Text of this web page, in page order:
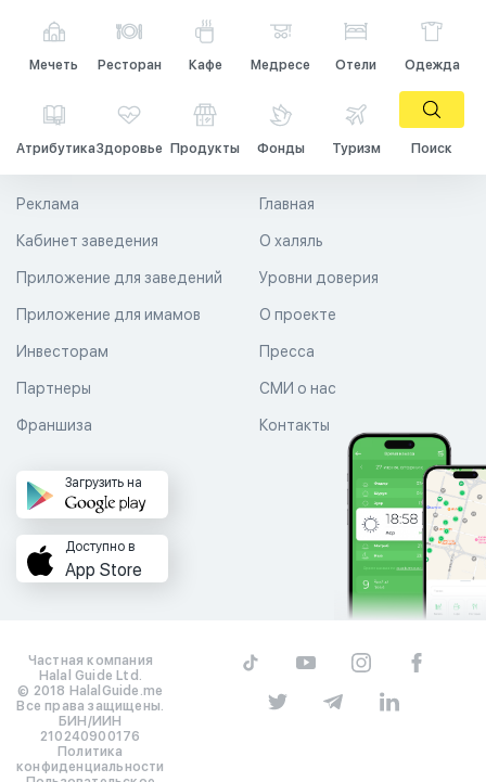
Мечеть Ресторан Кафе Медресе Отели Одежда
АтрибутикаЗдоровье Продукты Фонды Туризм Поиск
Главная
О халяль
Уровни доверия
Реклама
Кабинет заведения
Приложение для заведений
Приложение для имамов О проекте
Пресса
СМИ о нас
Контакты
Инвесторам
Партнеры
Франшиза
Загрузить на
Доступно в
App Store
Частная компания
Halal Guide Ltd.
© 2018 HalalGuide.me
Все права защищены.
БИН/ИИН
210240900176
Политика
конфиденциальности